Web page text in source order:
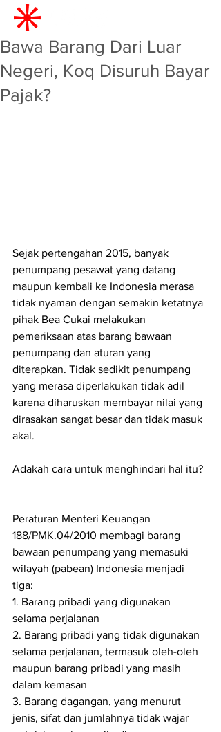
Bawa Barang Dari Luar
Negeri, Koq Disuruh Bayar
Pajak?
Sejak pertengahan 2015, banyak
penumpang pesawat yang datang
maupun kembali ke Indonesia merasa
tidak nyaman dengan semakin ketatnya
pihak Bea Cukai melakukan
pemeriksaan atas barang bawaan
penumpang dan aturan yang
diterapkan. Tidak sedikit penumpang
yang merasa diperlakukan tidak adil
karena diharuskan membayar nilai yang
dirasakan sangat besar dan tidak masuk
akal.
Adakah cara untuk menghindari hal itu?
Peraturan Menteri Keuangan
188/PMK.04/2010 membagi barang
bawaan penumpang yang memasuki
wilayah (pabean) Indonesia menjadi
tiga:
1. Barang pribadi yang digunakan
selama perjalanan
2. Barang pribadi yang tidak digunakan
selama perjalanan, termasuk oleh-oleh
maupun barang pribadi yang masih
dalam kemasan
3. Barang dagangan, yang menurut
jenis, sifat dan jumlahnya tidak wajar